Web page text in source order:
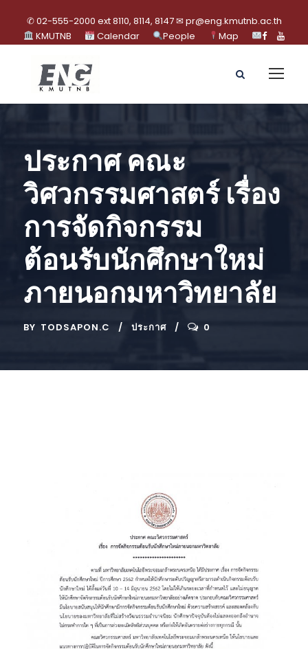
✆ 02-555-2000 ext 8110, 8114, 8147 ✉ pr@eng.kmutnb.ac.th
KMUTNB
Calendar People Map
ประกาศ คณะ
วิศวกรรมศาสตร์ เรื่อง
การจัดกิจกรรม
ต้อนรับนักศึกษาใหม่
ภายนอกมหาวิทยาลัย
BY TODSAPON.C ประกาศ 0